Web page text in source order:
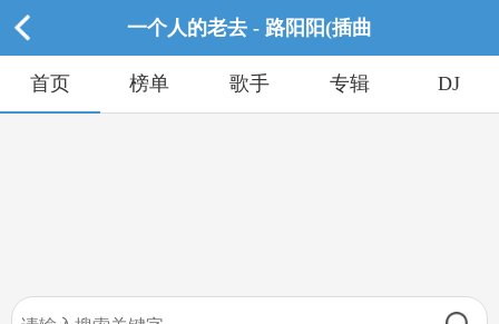
一个人的老去 - 路阳阳(插曲
首页 榜单 歌手 专辑 DJ